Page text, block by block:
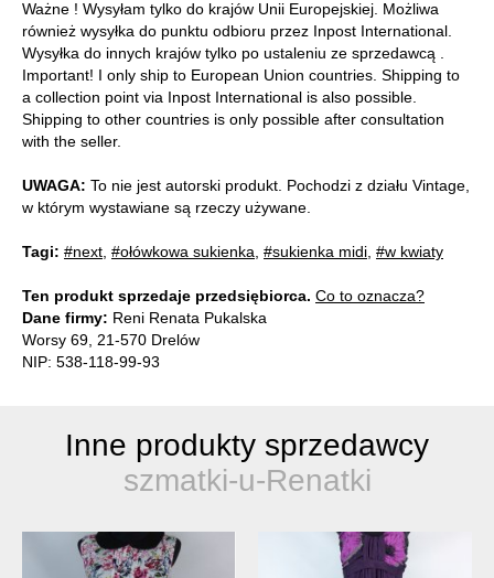
Ważne ! Wysyłam tylko do krajów Unii Europejskiej. Możliwa
również wysyłka do punktu odbioru przez Inpost International.
Wysyłka do innych krajów tylko po ustaleniu ze sprzedawcą .
Important! I only ship to European Union countries. Shipping to
a collection point via Inpost International is also possible.
Shipping to other countries is only possible after consultation
with the seller.
UWAGA: To nie jest autorski produkt. Pochodzi z działu Vintage,
w którym wystawiane są rzeczy używane.
Tagi: #next #ołówkowa sukienka #sukienka midi #w kwiaty
Ten produkt sprzedaje przedsiębiorca. Co to oznacza?
Dane firmy: Reni Renata Pukalska
Worsy 69, 21-570 Drelów
NIP: 538-118-99-93
Inne produkty sprzedawcy
szmatki-u-Renatki